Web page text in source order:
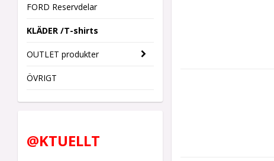
FORD Reservdelar
KLÄDER /T-shirts
OUTLET produkter
ÖVRIGT
@KTUELLT